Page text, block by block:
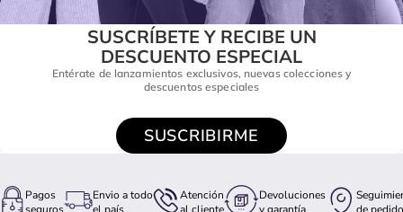
SUSCRÍBETE Y RECIBE UN
DESCUENTO ESPECIAL
Entérate de lanzamientos exclusivos, nuevas colecciones y
descuentos especiales
SUSCRIBIRME
Pagos
seguros
Envio a todo
el país
Atención
al cliente
Devoluciones
y garantía
de pedido